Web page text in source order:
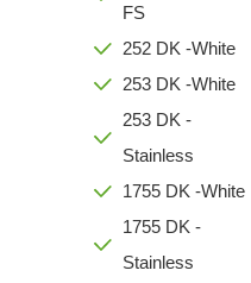
FS
252 DK -White
253 DK -White
253 DK -
Stainless
1755 DK -White
1755 DK -
Stainless